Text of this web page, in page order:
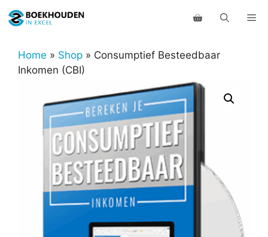
naar
inhoudHome » Shop » Consumptief Besteedbaar
Inkomen (CBI)